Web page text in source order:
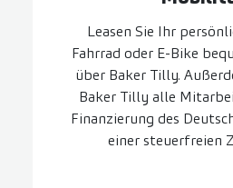
Leasen Sie Ihr
Fahrrad oder E-Bike
über Baker Tilly.
Baker Tilly alle
Finanzierung des
einer steuerfreien